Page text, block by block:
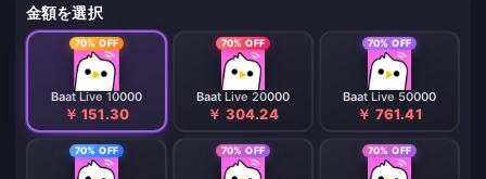
金額を選択
70% OFF
Baat Live 10000
￥ 151.30
70% OFF
Baat Live 20000
￥ 304.24
70% OFF
Baat Live 50000
￥ 761.41
70% OFF 70% OFF 70% OFF